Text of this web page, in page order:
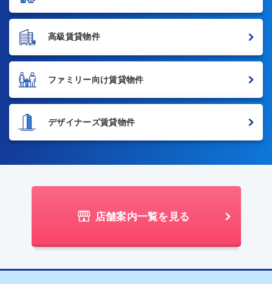
高級賃貸物件
ファミリー向け賃貸物件
デザイナーズ賃貸物件
店舗案内一覧を見る